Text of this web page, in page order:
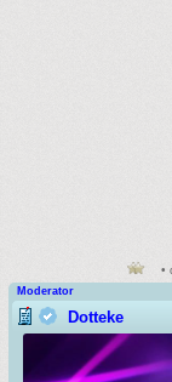
•
Moderator
Dotteke